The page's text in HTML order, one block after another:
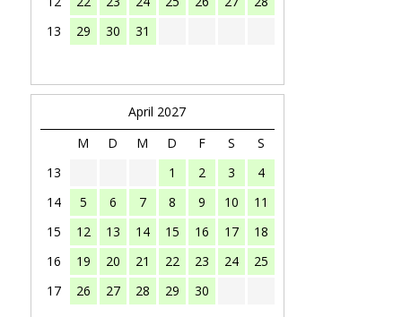
13
29 30 31
April 2027
M
D M D F S
S
13
1 2 3
4
14
5 6 7 8 9 10
11
15
12 13 14 15 16 17
18
16
19 20 21 22 23 24
25
17
26 27 28 29 30